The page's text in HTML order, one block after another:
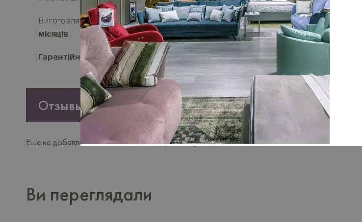
Виготовляється під замовлення. Термін постачання з Італіїдо 2,5
місяців.
Гарантійний термін- 18 місяців.
Отзывы
Еще не добавлено ни одного отзыва. Будьте первым, кто это сделает.
Ви переглядали